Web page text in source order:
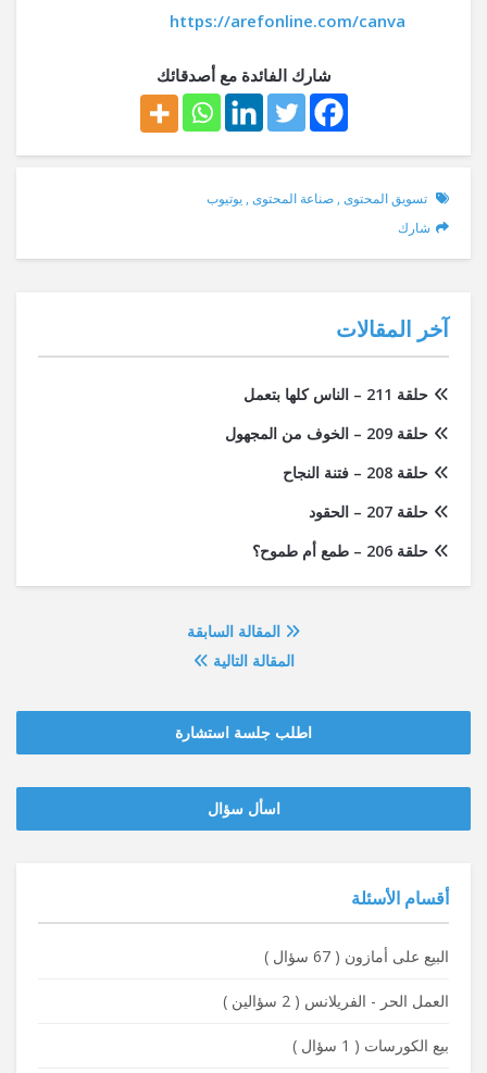
https://arefonline.com/canva
شارك الفائدة مع أصدقائك
تسويق المحتوى , صناعة المحتوى , يوتيوب
شارك
آخر المقالات
حلقة 211 – الناس كلها بتعمل
حلقة 209 – الخوف من المجهول
حلقة 208 – فتنة النجاح
حلقة 207 – الحقود
حلقة 206 – طمع أم طموح؟
المقالة السابقة
المقالة التالية
اطلب جلسة استشارة
‫‫اسأل سؤال
أقسام الأسئلة
البيع على أمازون ( 67 سؤال )
العمل الحر - الفريلانس ( 2 سؤالين )
بيع الكورسات ( 1 سؤال )